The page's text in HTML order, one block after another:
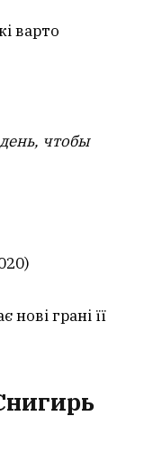
варто
чтобы
нові грані її